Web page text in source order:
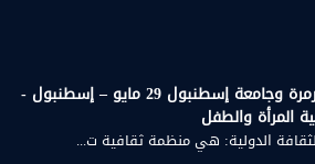
زيارة علمية إلى جامعة مرمرة وجامعة إسطنبول 29 مايو – إسطنبول -
المرأة والطفل
الدولية: هي منظمة ثقافية ت...